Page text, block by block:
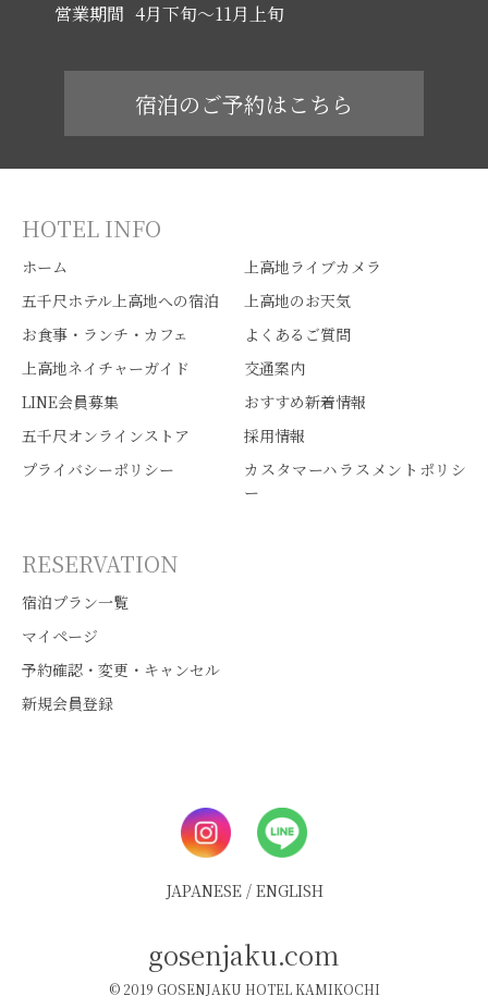
営業期間 4月下旬～11月上旬
宿泊のご予約はこちら
HOTEL INFO
ホーム
上高地ライブカメラ
五千尺ホテル上高地への宿泊
上高地のお天気
お食事・ランチ・カフェ
よくあるご質問
上高地ネイチャーガイド
交通案内
LINE会員募集
おすすめ新着情報
五千尺オンラインストア
採用情報
プライバシーポリシー
カスタマーハラスメントポリシ
ー
RESERVATION
宿泊プラン一覧
マイページ
予約確認・変更・キャンセル
新規会員登録
JAPANESE/ ENGLISH
gosenjaku.com
© 2019 GOSENJAKU HOTEL KAMIKOCHI